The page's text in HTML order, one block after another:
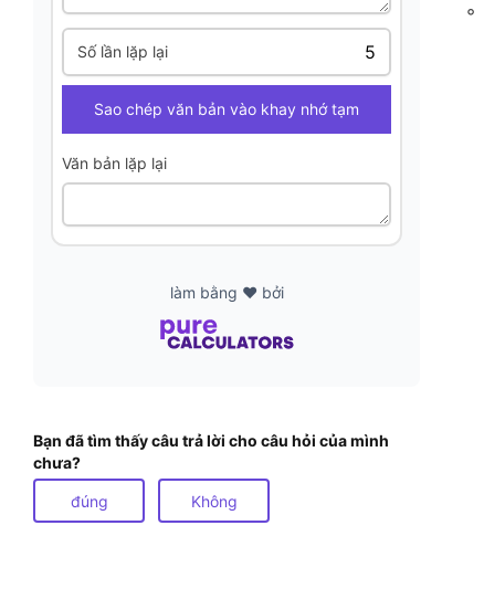
Số lần lặp lại
Sao chép văn bản vào khay nhớ tạm
Văn bản lặp lại
làm bằng ❤️ bởi
Bạn đã tìm thấy câu trả lời cho câu hỏi của mình
chưa?
đúng Không
◦